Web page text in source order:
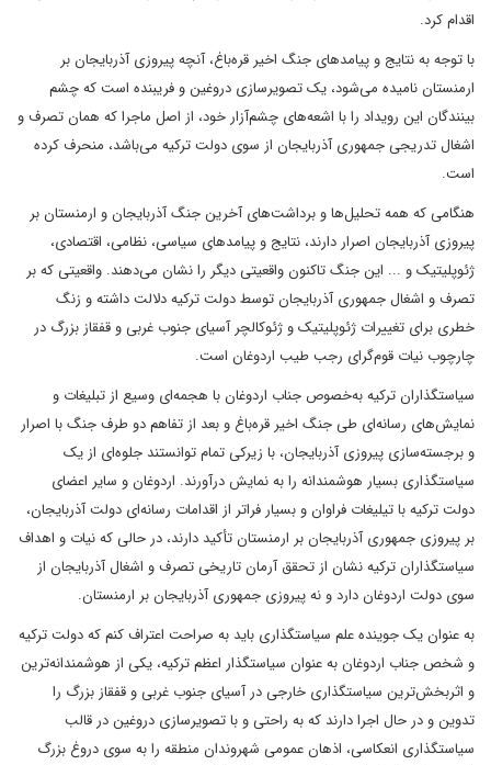
اقدام کرد.
با توجه به نتایج و پیامدهای جنگ اخیر قره‌باغ، آنچه پیروزی آذربایجان بر
ارمنستان نامیده می‌شود، یک تصویرسازی دروغین و فریبنده است که چشم
بینندگان این رویداد را با اشعه‌های چشم‌آزار خود، از اصل ماجرا که همان تصرف و
اشغال تدریجی جمهوری آذربایجان از سوی دولت ترکیه می‌باشد، منحرف کرده
است.
هنگامی که همه تحلیل‌ها و برداشت‌های آخرین جنگ آذربایجان و ارمنستان بر
پیروزی آذربایجان اصرار دارند، نتایج و پیامدهای سیاسی، نظامی، اقتصادی،
ژئوپلیتیک و ... این جنگ تاکنون واقعیتی دیگر را نشان می‌دهند. واقعیتی که بر
تصرف و اشغال جمهوری آذربایجان توسط دولت ترکیه دلالت داشته و زنگ
خطری برای تغییرات ژئوپلیتیک و ژئوکالچر آسیای جنوب غربی و قفقاز بزرگ در
چارچوب نیات قوم‌گرای رجب طیب اردوغان است.
سیاستگذاران ترکیه به‌خصوص جناب اردوغان با هجمه‌ای وسیع از تبلیغات و
نمایش‌های رسانه‌ای طی جنگ اخیر قره‌باغ و بعد از تفاهم دو طرف جنگ با اصرار
و برجسته‌سازی پیروزی آذربایجان، با زیرکی تمام توانستند جلوه‌ای از یک
سیاستگذاری بسیار هوشمندانه را به نمایش درآورند. اردوغان و سایر اعضای
دولت ترکیه با تیلیغات فراوان و بسیار فراتر از اقدامات رسانه‌ای دولت آذربایجان،
بر پیروزی جمهوری آذربایجان بر ارمنستان تأکید دارند، در حالی که نیات و اهداف
سیاستگذاران ترکیه نشان از تحقق آرمان تاریخی تصرف و اشغال آذربایجان از
سوی دولت اردوغان دارد و نه پیروزی جمهوری آذربایجان بر ارمنستان.
به عنوان یک جوینده علم سیاستگذاری باید به صراحت اعتراف کنم که دولت ترکیه
و شخص جناب اردوغان به عنوان سیاستگذار اعظم ترکیه، یکی از هوشمندانه‌ترین
و اثربخش‌ترین سیاستگذاری خارجی در آسیای جنوب غربی و قفقاز بزرگ را
تدوین و در حال اجرا دارند که به راحتی و با تصویرسازی دروغین در قالب
سیاستگذاری انعکاسی، اذهان عمومی شهروندان منطقه را به سوی دروغ بزرگ